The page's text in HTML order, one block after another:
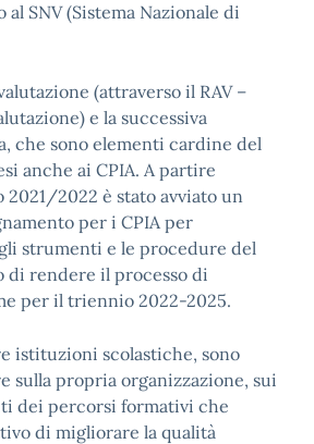
SNV (Sistema Nazionale di
(attraverso il RAV –
e la successiva
che sono elementi cardine del
anche ai CPIA. A partire
2021/2022 è stato avviato un
per i CPIA per
strumenti e le procedure del
di rendere il processo di
per il triennio 2022-2025.
istituzioni scolastiche, sono
sulla propria organizzazione, sui
dei percorsi formativi che
di migliorare la qualità